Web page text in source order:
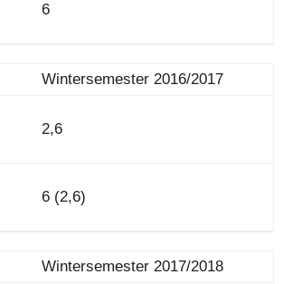
6
Wintersemester 2016/2017
2,6
6 (2,6)
Wintersemester 2017/2018